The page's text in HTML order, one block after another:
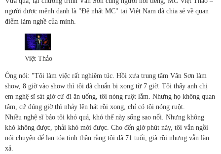
người được mệnh danh là "Đệ nhất MC" tại Việt Nam đã chia sẻ về quan
điểm làm nghề của mình.
Việt Thảo
Ông nói: "Tôi làm việc rất nghiêm túc. Hồi xưa trung tâm Vân Sơn làm
show, 8 giờ vào show thì tôi đã chuẩn bị xong từ 7 giờ. Tôi thấy anh chị
em nghệ sĩ sát giờ cứ đi ăn uống, tôi nóng ruột lắm. Nhưng họ không quan
tâm, cứ đúng giờ thì nhảy lên hát rồi xong, chỉ có tôi nóng ruột.
Nhiều nghệ sĩ bảo tôi khó quá, khó thế này sống sao nổi. Nhưng không
khó không được, phải khó mới được. Cho đến giờ phút này, tôi vẫn ngồi
nói chuyện để lan tỏa tinh thần rằng tôi đã 71 tuổi, già rồi nhưng vẫn lăn
xả.